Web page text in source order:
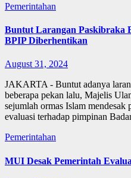
Pemerintahan
Buntut Larangan Paskibraka
BPIP Diberhentikan
August 31, 2024
JAKARTA - Buntut adanya
beberapa pekan lalu, Majelis
sejumlah ormas Islam
evaluasi terhadap pimpinan
Pemerintahan
MUI Desak Pemerintah